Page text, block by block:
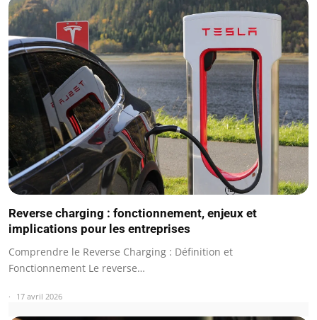
Reverse charging : fonctionnement, enjeux et
implications pour les entreprises
Comprendre le Reverse Charging : Définition et
Fonctionnement Le reverse…
17 avril 2026